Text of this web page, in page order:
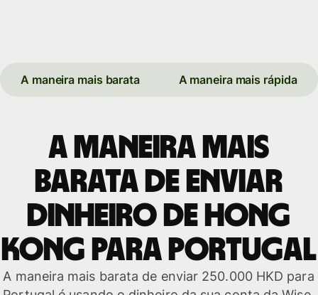
A maneira mais barata A maneira mais rápida
A maneira mais
barata de enviar
dinheiro de Hong
Kong para Portugal
A maneira mais barata de enviar 250.000 HKD para